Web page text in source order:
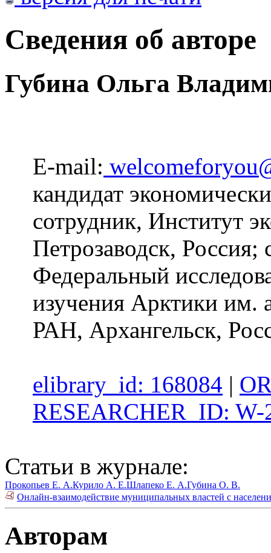
Сведения об авторе
Губина Ольга
E-mail:
кандидат
сотрудник, Институт
Петрозаводск,
Федеральный
изучения Арктики им.
РАН, Архангельск,
elibrary_id: 168084 |
RESEARCHER_ID: W-
Статьи в журнале:
Прокопьев Е. А.Курило А. Е.Шлапеко Е. А.Губина О. В.
Онлайн-взаимодействие муниципальных властей с
Авторам